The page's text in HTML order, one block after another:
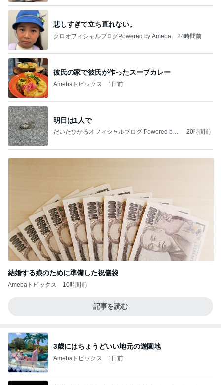
悲しすぎて立ち直れない。
クロオフィシャルブログPowered by Ameba 24時間前
彼氏の家で彼氏が作ったスープカレー
Amebaトピックス 1日前
明日は1人で
だいたひかるオフィシャルブログ Powered by
20時間前
結婚する娘のために準備した祝儀袋
Amebaトピックス 10時間前
記事を読む
3歳にはちょうどいい地元の遊園地
Amebaトピックス 1日前